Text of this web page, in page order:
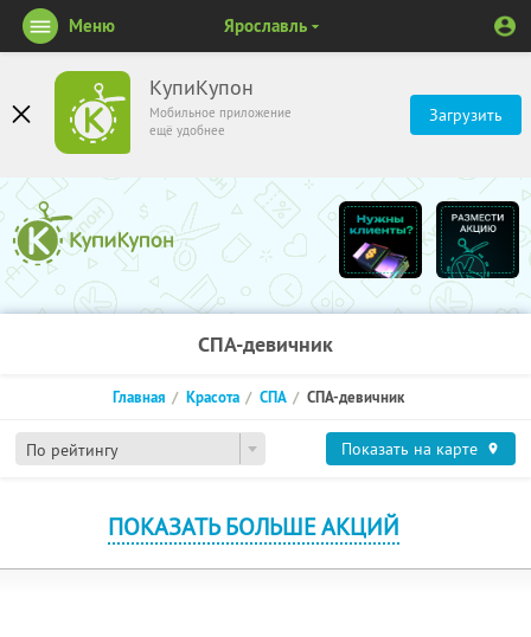
КупиКупон
Мобильное приложение
ещё удобнее
Загрузить
Меню Ярославль
СПА-девичник
По рейтингу
Главная Красота СПА СПА-девичник
Показать на карте
ПОКАЗАТЬ БОЛЬШЕ АКЦИЙ